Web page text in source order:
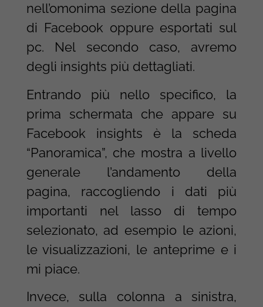
nell’omonima sezione della pagina
di Facebook oppure esportati sul
pc. Nel secondo caso, avremo
degli insights più dettagliati.
Entrando più nello specifico, la
prima schermata che appare su
Facebook insights è la scheda
“Panoramica”, che mostra a livello
generale l’andamento della
pagina, raccogliendo i dati più
importanti nel lasso di tempo
selezionato, ad esempio le azioni,
le visualizzazioni, le anteprime e i
mi piace.
Invece, sulla colonna a sinistra,